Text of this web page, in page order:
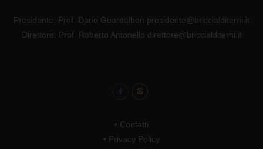
Presidente: Prof. Dario Guardalben presidente@briccialditerni.it
Direttore: Prof. Roberto Antonello direttore@briccialditerni.it
• Contatti
• Privacy Policy